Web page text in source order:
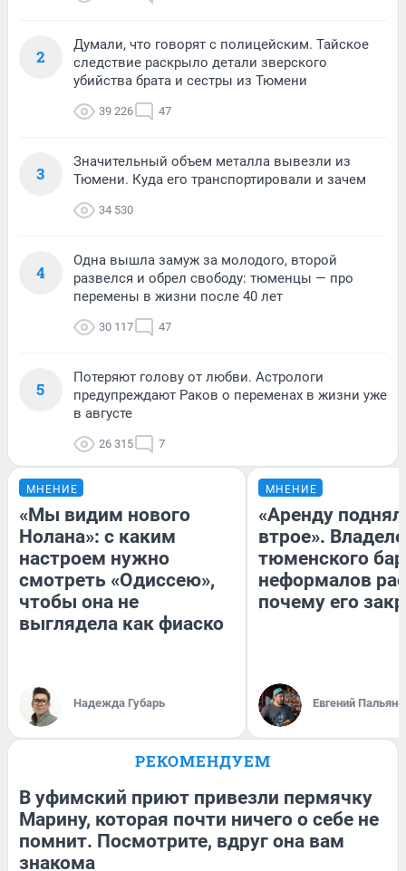
2
Думали, что говорят с полицейским. Тайское
следствие раскрыло детали зверского
убийства брата и сестры из Тюмени
39 226 47
3
Значительный объем металла вывезли из
Тюмени. Куда его транспортировали и зачем
34 530
4
Одна вышла замуж за молодого, второй
развелся и обрел свободу: тюменцы — про
перемены в жизни после 40 лет
30 117 47
5
Потеряют голову от любви. Астрологи
предупреждают Раков о переменах в жизни уже
в августе
26 315 7
МНЕНИЕ
«Мы видим нового
Нолана»: с каким
настроем нужно
смотреть «Одиссею»,
чтобы она не
выглядела как фиаско
Надежда Губарь
МНЕНИЕ
«Аренду
втрое».
тюменского
неформалов
почему его
Евгений
РЕКОМЕНДУЕМ
В уфимский приют привезли пермячку
Марину, которая почти ничего о себе не
помнит. Посмотрите, вдруг она вам
знакома